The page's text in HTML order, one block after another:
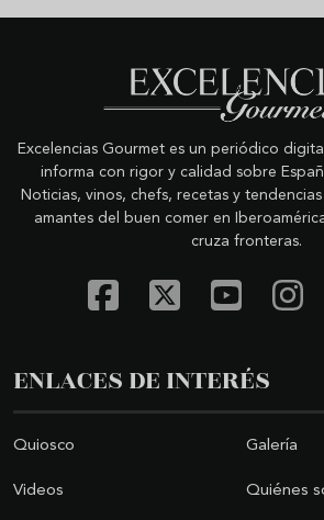
Excelencias Gourmet es un periódico
informa con rigor y calidad sobre
Noticias, vinos, chefs, recetas y
amantes del buen comer en
cruza fronteras.
ENLACES DE INTERÉS
Quiosco Galería
Videos Quiénes